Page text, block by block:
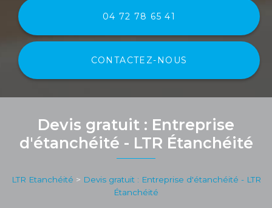
04 72 78 65 41
CONTACTEZ-NOUS
Devis gratuit : Entreprise
d'étanchéité - LTR Étanchéité
LTR Etanchéité > Devis gratuit : Entreprise d'étanchéité - LTR
Étanchéité